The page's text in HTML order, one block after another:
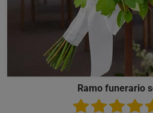
Ramo funerario